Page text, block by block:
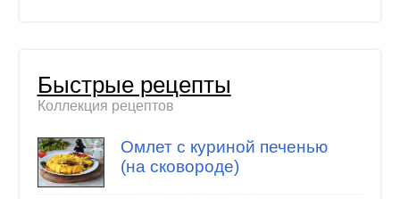
Быстрые рецепты
Коллекция рецептов
Омлет с куриной печенью
(на сковороде)